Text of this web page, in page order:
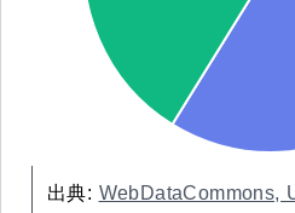
出典: WebDataCommons,